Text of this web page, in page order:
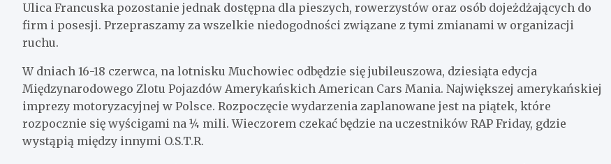
Ulica Francuska pozostanie jednak dostępna dla pieszych, rowerzystów oraz osób dojeżdżających do
firm i posesji. Przepraszamy za wszelkie niedogodności związane z tymi zmianami w organizacji
ruchu.
W dniach 16-18 czerwca, na lotnisku Muchowiec odbędzie się jubileuszowa, dziesiąta edycja
Międzynarodowego Zlotu Pojazdów Amerykańskich American Cars Mania. Największej amerykańskiej
imprezy motoryzacyjnej w Polsce. Rozpoczęcie wydarzenia zaplanowane jest na piątek, które
rozpocznie się wyścigami na ¼ mili. Wieczorem czekać będzie na uczestników RAP Friday, gdzie
wystąpią między innymi O.S.T.R.